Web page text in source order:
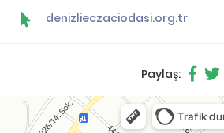
denizlieczaciodasi.org.tr
Paylaş: